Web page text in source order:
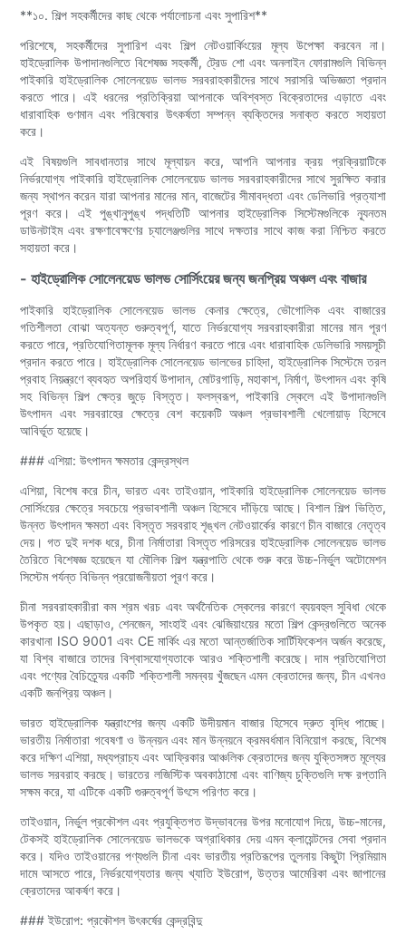
**১০. শিল্প সহকর্মীদের কাছ থেকে পর্যালোচনা এবং সুপারিশ**
পরিশেষে, সহকর্মীদের সুপারিশ এবং শিল্প নেটওয়ার্কিংয়ের মূল্য উপেক্ষা করবেন না।
হাইড্রোলিক উপাদানগুলিতে বিশেষজ্ঞ সহকর্মী, ট্রেড শো এবং অনলাইন ফোরামগুলি বিভিন্ন
পাইকারি হাইড্রোলিক সোলেনয়েড ভালভ সরবরাহকারীদের সাথে সরাসরি অভিজ্ঞতা প্রদান
করতে পারে। এই ধরনের প্রতিক্রিয়া আপনাকে অবিশ্বস্ত বিক্রেতাদের এড়াতে এবং
ধারাবাহিক গুণমান এবং পরিষেবার উৎকর্ষতা সম্পন্ন ব্যক্তিদের সনাক্ত করতে সহায়তা
করে।
এই বিষয়গুলি সাবধানতার সাথে মূল্যায়ন করে, আপনি আপনার ক্রয় প্রক্রিয়াটিকে
নির্ভরযোগ্য পাইকারি হাইড্রোলিক সোলেনয়েড ভালভ সরবরাহকারীদের সাথে সুরক্ষিত করার
জন্য স্থাপন করেন যারা আপনার মানের মান, বাজেটের সীমাবদ্ধতা এবং ডেলিভারি প্রত্যাশা
পূরণ করে। এই পুঙ্খানুপুঙ্খ পদ্ধতিটি আপনার হাইড্রোলিক সিস্টেমগুলিকে ন্যূনতম
ডাউনটাইম এবং রক্ষণাবেক্ষণের চ্যালেঞ্জগুলির সাথে দক্ষতার সাথে কাজ করা নিশ্চিত করতে
সহায়তা করে।
- হাইড্রোলিক সোলেনয়েড ভালভ সোর্সিংয়ের জন্য জনপ্রিয় অঞ্চল এবং বাজার
পাইকারি হাইড্রোলিক সোলেনয়েড ভালভ কেনার ক্ষেত্রে, ভৌগোলিক এবং বাজারের
গতিশীলতা বোঝা অত্যন্ত গুরুত্বপূর্ণ, যাতে নির্ভরযোগ্য সরবরাহকারীরা মানের মান পূরণ
করতে পারে, প্রতিযোগিতামূলক মূল্য নির্ধারণ করতে পারে এবং ধারাবাহিক ডেলিভারি সময়সূচী
প্রদান করতে পারে। হাইড্রোলিক সোলেনয়েড ভালভের চাহিদা, হাইড্রোলিক সিস্টেমে তরল
প্রবাহ নিয়ন্ত্রণে ব্যবহৃত অপরিহার্য উপাদান, মোটরগাড়ি, মহাকাশ, নির্মাণ, উৎপাদন এবং কৃষি
সহ বিভিন্ন শিল্প ক্ষেত্র জুড়ে বিস্তৃত। ফলস্বরূপ, পাইকারি স্কেলে এই উপাদানগুলি
উৎপাদন এবং সরবরাহের ক্ষেত্রে বেশ কয়েকটি অঞ্চল প্রভাবশালী খেলোয়াড় হিসেবে
আবির্ভূত হয়েছে।
### এশিয়া: উৎপাদন ক্ষমতার কেন্দ্রস্থল
এশিয়া, বিশেষ করে চীন, ভারত এবং তাইওয়ান, পাইকারি হাইড্রোলিক সোলেনয়েড ভালভ
সোর্সিংয়ের ক্ষেত্রে সবচেয়ে প্রভাবশালী অঞ্চল হিসেবে দাঁড়িয়ে আছে। বিশাল শিল্প ভিত্তি,
উন্নত উৎপাদন ক্ষমতা এবং বিস্তৃত সরবরাহ শৃঙ্খল নেটওয়ার্কের কারণে চীন বাজারে নেতৃত্ব
দেয়। গত দুই দশক ধরে, চীনা নির্মাতারা বিস্তৃত পরিসরের হাইড্রোলিক সোলেনয়েড ভালভ
তৈরিতে বিশেষজ্ঞ হয়েছেন যা মৌলিক শিল্প যন্ত্রপাতি থেকে শুরু করে উচ্চ-নির্ভুল অটোমেশন
সিস্টেম পর্যন্ত বিভিন্ন প্রয়োজনীয়তা পূরণ করে।
চীনা সরবরাহকারীরা কম শ্রম খরচ এবং অর্থনৈতিক স্কেলের কারণে ব্যয়বহুল সুবিধা থেকে
উপকৃত হয়। এছাড়াও, শেনজেন, সাংহাই এবং ঝেজিয়াংয়ের মতো শিল্প কেন্দ্রগুলিতে অনেক
কারখানা ISO 9001 এবং CE মার্কিং এর মতো আন্তর্জাতিক সার্টিফিকেশন অর্জন করেছে,
যা বিশ্ব বাজারে তাদের বিশ্বাসযোগ্যতাকে আরও শক্তিশালী করেছে। দাম প্রতিযোগিতা
এবং পণ্যের বৈচিত্র্যের একটি শক্তিশালী সমন্বয় খুঁজছেন এমন ক্রেতাদের জন্য, চীন এখনও
একটি জনপ্রিয় অঞ্চল।
ভারত হাইড্রোলিক যন্ত্রাংশের জন্য একটি উদীয়মান বাজার হিসেবে দ্রুত বৃদ্ধি পাচ্ছে।
ভারতীয় নির্মাতারা গবেষণা ও উন্নয়ন এবং মান উন্নয়নে ক্রমবর্ধমান বিনিয়োগ করছে, বিশেষ
করে দক্ষিণ এশিয়া, মধ্যপ্রাচ্য এবং আফ্রিকার আঞ্চলিক ক্রেতাদের জন্য যুক্তিসঙ্গত মূল্যের
ভালভ সরবরাহ করছে। ভারতের লজিস্টিক অবকাঠামো এবং বাণিজ্য চুক্তিগুলি দক্ষ রপ্তানি
সক্ষম করে, যা এটিকে একটি গুরুত্বপূর্ণ উৎসে পরিণত করে।
তাইওয়ান, নির্ভুল প্রকৌশল এবং প্রযুক্তিগত উদ্ভাবনের উপর মনোযোগ দিয়ে, উচ্চ-মানের,
টেকসই হাইড্রোলিক সোলেনয়েড ভালভকে অগ্রাধিকার দেয় এমন ক্লায়েন্টদের সেবা প্রদান
করে। যদিও তাইওয়ানের পণ্যগুলি চীনা এবং ভারতীয় প্রতিরূপের তুলনায় কিছুটা প্রিমিয়াম
দামে আসতে পারে, নির্ভরযোগ্যতার জন্য খ্যাতি ইউরোপ, উত্তর আমেরিকা এবং জাপানের
ক্রেতাদের আকর্ষণ করে।
### ইউরোপ: প্রকৌশল উৎকর্ষের কেন্দ্রবিন্দু